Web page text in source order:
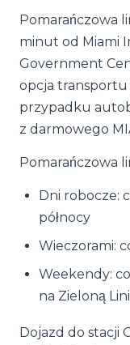
Pomarańczowa
minut od Miami
Government
opcja
przypadku
z darmowego
Pomarańczowa
Dni robocze:
północy
Wieczorami:
Weekendy:
na Zieloną
Dojazd do stacji